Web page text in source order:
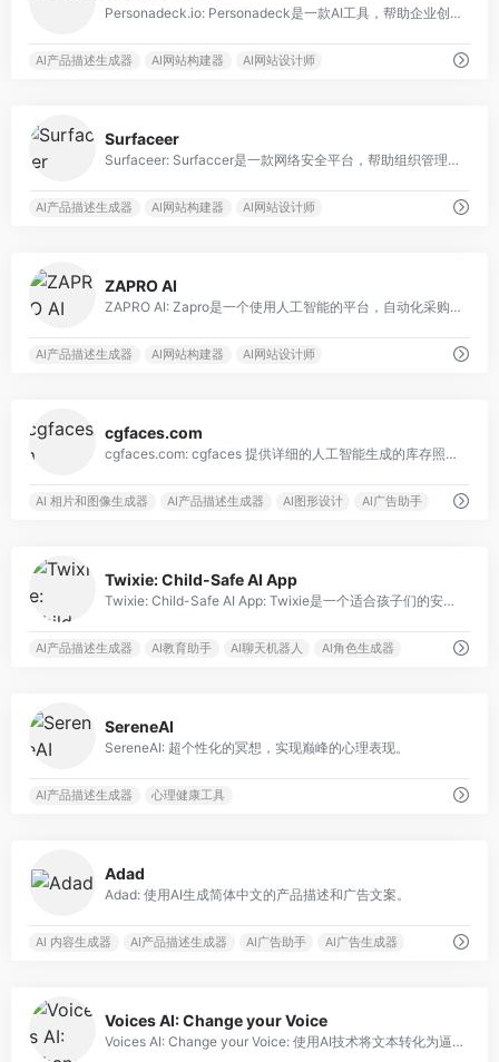
Personadeck.io: Personadeck是一款AI工具，帮助企业创建准确的客户画像并改进营销策略。
AI产品描述生成器 AI网站构建器 AI网站设计师
Surfaceer
Surfaceer: Surfaccer是一款网络安全平台，帮助组织管理和防止外部网络攻击。
AI产品描述生成器 AI网站构建器 AI网站设计师
ZAPRO AI
ZAPRO AI: Zapro是一个使用人工智能的平台，自动化采购、费用管理和财务控制。
AI产品描述生成器 AI网站构建器 AI网站设计师
cgfaces.com
cgfaces.com: cgfaces 提供详细的人工智能生成的库存照片，可供下载和创意使用。
AI 相片和图像生成器 AI产品描述生成器 AI图形设计 AI广告助手
Twixie: Child-Safe AI App
Twixie: Child-Safe AI App: Twixie是一个适合孩子们的安全又有趣的人工智能应用。
AI产品描述生成器 AI教育助手 AI聊天机器人 AI角色生成器
SereneAI
SereneAI: 超个性化的冥想，实现巅峰的心理表现。
AI产品描述生成器 心理健康工具
Adad
Adad: 使用AI生成简体中文的产品描述和广告文案。
AI 内容生成器 AI产品描述生成器 AI广告助手 AI广告生成器
Voices AI: Change your Voice
Voices AI: Change your Voice: 使用AI技术将文本转化为逼真的语音。